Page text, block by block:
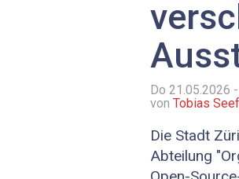
Do 21.05.2026
von Tobias
Die Stadt
Abteilung